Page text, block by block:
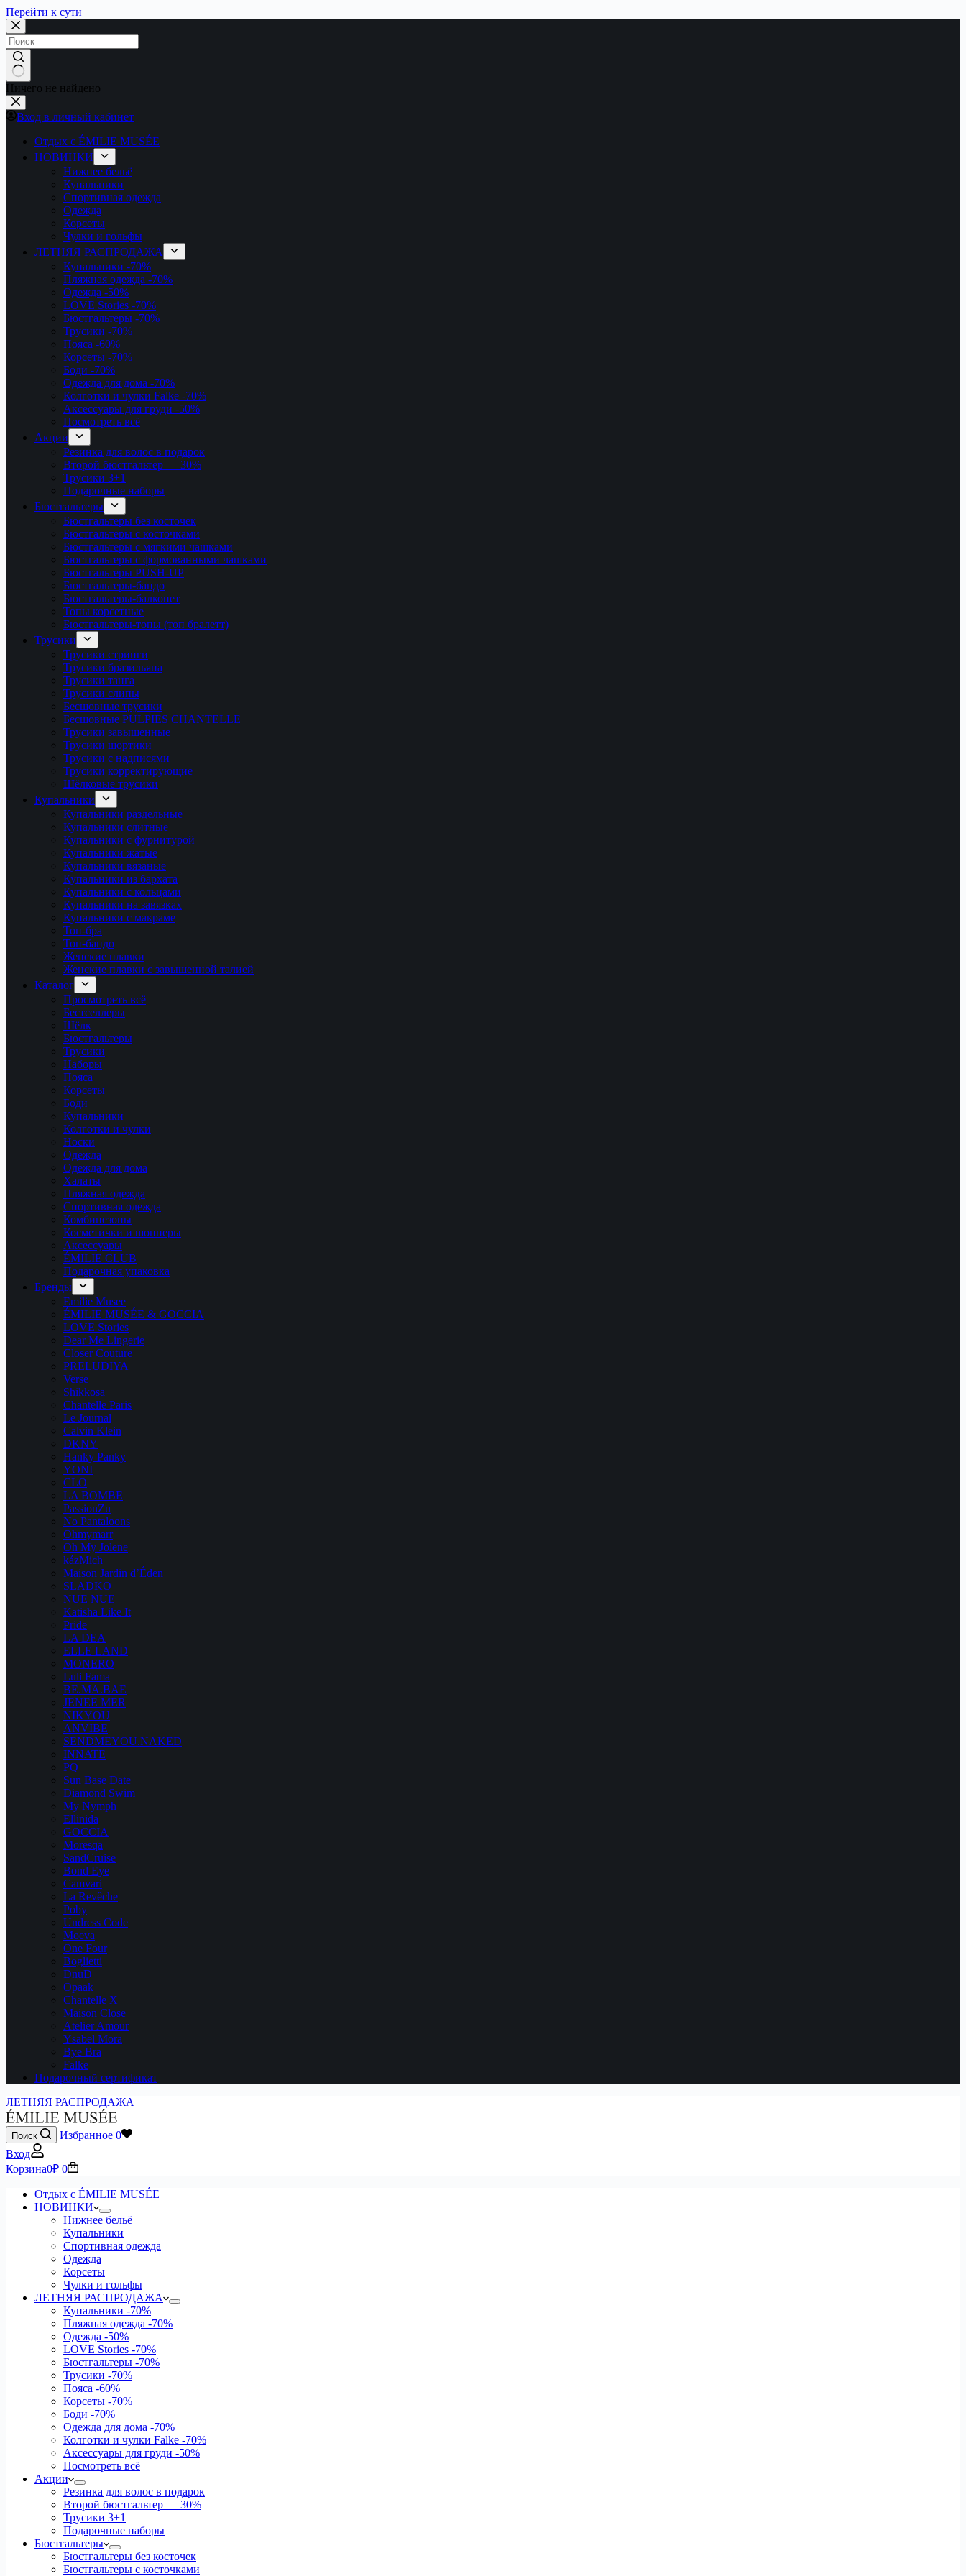
Перейти к сути
Ничего не найдено
Вход в личный кабинет
Отдых с ÉMILIE MUSÉE
НОВИНКИ
Нижнее бельё
Купальники
Спортивная одежда
Одежда
Корсеты
Чулки и гольфы
ЛЕТНЯЯ РАСПРОДАЖА
Купальники -70%
Пляжная одежда -70%
Одежда -50%
LOVE Stories -70%
Бюстгальтеры -70%
Трусики -70%
Пояса -60%
Корсеты -70%
Боди -70%
Одежда для дома -70%
Колготки и чулки Falke -70%
Аксессуары для груди -50%
Посмотреть всё
Акции
Резинка для волос в подарок
Второй бюстгальтер — 30%
Трусики 3+1
Подарочные наборы
Бюстгальтеры
Бюстгальтеры без косточек
Бюстгальтеры с косточками
Бюстгальтеры с мягкими чашками
Бюстгальтеры с формованными чашками
Бюстгальтеры PUSH-UP
Бюстгальтеры-бандо
Бюстгальтеры-балконет
Топы корсетные
Бюстгальтеры-топы (топ бралетт)
Трусики
Трусики стринги
Трусики бразильяна
Трусики танга
Трусики слипы
Бесшовные трусики
Бесшовные PULPIES CHANTELLE
Трусики завышенные
Трусики шортики
Трусики с надписями
Трусики корректирующие
Шёлковые трусики
Купальники
Купальники раздельные
Купальники слитные
Купальники с фурнитурой
Купальники жатые
Купальники вязаные
Купальники из бархата
Купальники с кольцами
Купальники на завязках
Купальники с макраме
Топ-бра
Топ-бандо
Женские плавки
Женские плавки с завышенной талией
Каталог
Просмотреть всё
Бестселлеры
Шёлк
Бюстгальтеры
Трусики
Наборы
Пояса
Корсеты
Боди
Купальники
Колготки и чулки
Носки
Одежда
Одежда для дома
Халаты
Пляжная одежда
Спортивная одежда
Комбинезоны
Косметички и шопперы
Аксессуары
ÉMILIE CLUB
Подарочная упаковка
Бренды
Emilie Musee
ÉMILIE MUSÉE & GOCCIA
LOVE Stories
Dear Me Lingerie
Closer Couture
PRELUDIYA
Verse
Shikkosa
Chantelle Paris
Le Journal
Calvin Klein
DKNY
Hanky Panky
YONI
CLO
LA BOMBE
PassionZu
No Pantaloons
Ohmymarr
Oh My Jolene
kázMich
Maison Jardin d’Éden
SLADKO
NUE NUE
Katisha Like It
Pride
LA DEA
ELLE LAND
MONERO
Luli Fama
BE.MA.BAE
JENEE MER
NIKYOU
ANVIBE
SENDMEYOU.NAKED
INNATE
PQ
Sun Base Date
Diamond Swim
My Nymph
Ellinida
GOCCIA
Moresqa
SandCruise
Bond Eye
Camvari
La Revêche
Poby
Undress Code
Moeva
One Four
Boglietti
DnuD
Opaak
Chantelle X
Maison Close
Atelier Amour
Ysabel Mora
Bye Bra
Falke
Подарочный сертификат
ЛЕТНЯЯ РАСПРОДАЖА
Поиск Избранное 0
Вход
Корзина0₽ 0
Отдых с ÉMILIE MUSÉE
НОВИНКИ
Нижнее бельё
Купальники
Спортивная одежда
Одежда
Корсеты
Чулки и гольфы
ЛЕТНЯЯ РАСПРОДАЖА
Купальники -70%
Пляжная одежда -70%
Одежда -50%
LOVE Stories -70%
Бюстгальтеры -70%
Трусики -70%
Пояса -60%
Корсеты -70%
Боди -70%
Одежда для дома -70%
Колготки и чулки Falke -70%
Аксессуары для груди -50%
Посмотреть всё
Акции
Резинка для волос в подарок
Второй бюстгальтер — 30%
Трусики 3+1
Подарочные наборы
Бюстгальтеры
Бюстгальтеры без косточек
Бюстгальтеры с косточками